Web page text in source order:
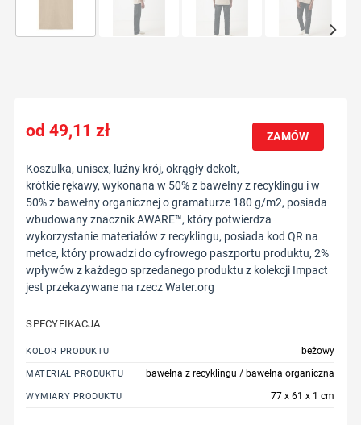
49,11zł ZAMÓW
Koszulka, unisex, luźny krój, okrągły dekolt,
krótkie rękawy, wykonana w 50% z bawełny z recyklingu i w
50% z bawełny organicznej o gramaturze 180 g/m2, posiada
wbudowany znacznik AWARE™, który potwierdza
wykorzystanie materiałów z recyklingu, posiada kod QR na
metce, który prowadzi do cyfrowego paszportu produktu, 2%
wpływów z każdego sprzedanego produktu z kolekcji Impact
jest przekazywane na rzecz Water.org
SPECYFIKACJA
KOLOR PRODUKTU beżowy
MATERIAŁ PRODUKTU bawełna z recyklingu / bawełna organiczna
WYMIARY PRODUKTU 77 x 61 x 1 cm